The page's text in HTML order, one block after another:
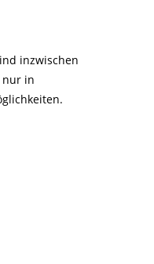
inzwischen
nur in